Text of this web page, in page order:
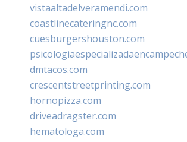
vistaaltadelveramendi.com
coastlinecateringnc.com
cuesburgershouston.com
dmtacos.com
crescentstreetprinting.com
hornopizza.com
driveadragster.com
hematologa.com